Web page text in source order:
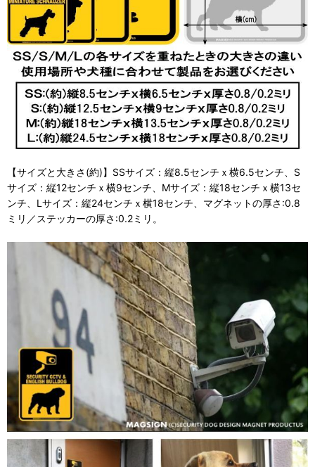
【サイズと大きさ(約)】SSサイズ：縦8.5センチｘ横6.5センチ、S
サイズ：縦12センチｘ横9センチ、Mサイズ：縦18センチｘ横13セ
ンチ、Lサイズ：縦24センチｘ横18センチ、マグネットの厚さ:0.8
ミリ／ステッカーの厚さ:0.2ミリ。